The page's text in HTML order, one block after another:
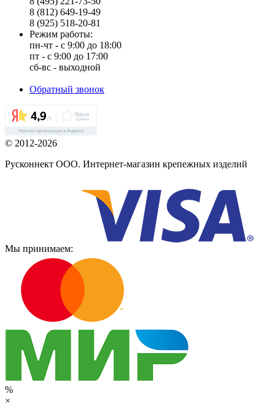
8 (812) 649-19-49
8 (925) 518-20-81
Режим работы:
пн-чт - с 9:00 до 18:00
пт - с 9:00 до 17:00
сб-вс - выходной
Обратный звонок
© 2012-2026
Русконнект ООО. Интернет-магазин крепежных изделий
Мы принимаем:
%
×